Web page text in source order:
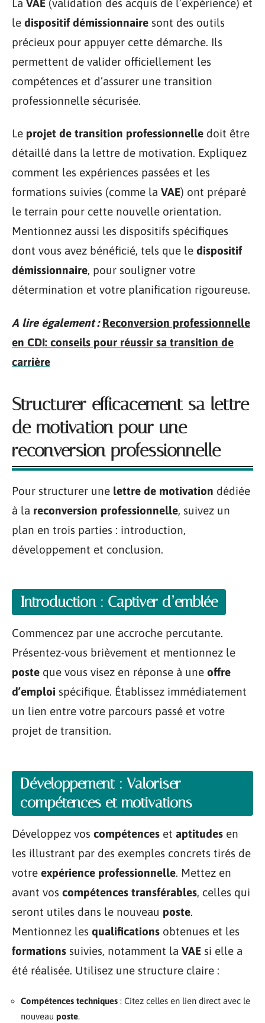
La VAE (validation des acquis de l’expérience) et
le dispositif démissionnaire sont des outils
précieux pour appuyer cette démarche. Ils
permettent de valider officiellement les
compétences et d’assurer une transition
professionnelle sécurisée.
Le projet de transition professionnelle doit être
détaillé dans la lettre de motivation. Expliquez
comment les expériences passées et les
formations suivies (comme la VAE) ont préparé
le terrain pour cette nouvelle orientation.
Mentionnez aussi les dispositifs spécifiques
dont vous avez bénéficié, tels que le dispositif
démissionnaire, pour souligner votre
détermination et votre planification rigoureuse.
A lire également : Reconversion professionnelle
en CDI: conseils pour réussir sa transition de
carrière
Structurer efficacement sa lettre
de motivation pour une
reconversion professionnelle
Pour structurer une lettre de motivation dédiée
à la reconversion professionnelle, suivez un
plan en trois parties : introduction,
développement et conclusion.
Introduction : Captiver d’emblée
Commencez par une accroche percutante.
Présentez-vous brièvement et mentionnez le
poste que vous visez en réponse à une offre
d’emploi spécifique. Établissez immédiatement
un lien entre votre parcours passé et votre
projet de transition.
Développement : Valoriser
compétences et motivations
Développez vos compétences et aptitudes en
les illustrant par des exemples concrets tirés de
votre expérience professionnelle. Mettez en
avant vos compétences transférables, celles qui
seront utiles dans le nouveau poste.
Mentionnez les qualifications obtenues et les
formations suivies, notamment la VAE si elle a
été réalisée. Utilisez une structure claire :
Compétences techniques : Citez celles en lien direct avec le
nouveau poste.